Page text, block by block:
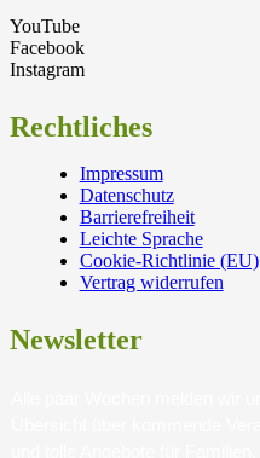
YouTube
Facebook
Instagram
Rechtliches
Impressum
Datenschutz
Barrierefreiheit
Leichte Sprache
Cookie-Richtlinie (EU)
Vertrag widerrufen
Newsletter